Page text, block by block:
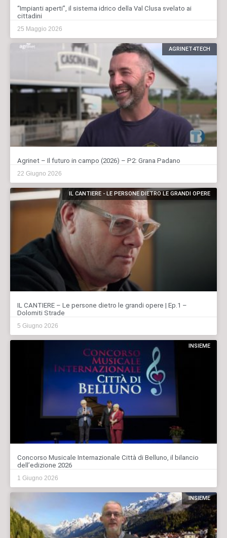
“Impianti aperti”, il sistema idrico della Val Clusa svelato ai
cittadini
25 Maggio 2026
AGRINET4TECH
Agrinet – Il futuro in campo (2026) – P2: Grana Padano
22 Giugno 2026
IL CANTIERE - LE PERSONE DIETRO LE GRANDI OPERE
IL CANTIERE – Le persone dietro le grandi opere | Ep.1 –
Dolomiti Strade
5 Giugno 2026
INSIEME
Concorso Musicale Internazionale Città di Belluno, il bilancio
dell’edizione 2026
1 Giugno 2026
INSIEME